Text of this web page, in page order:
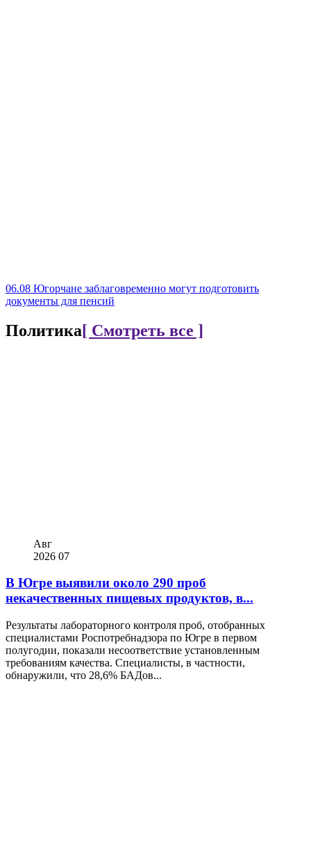
06.08 Югорчане заблаговременно могут подготовить
документы для пенсий
Политика[ Смотреть все ]
Авг
2026 07
В Югре выявили около 290 проб
некачественных пищевых продуктов, в...
Результаты лабораторного контроля проб, отобранных
специалистами Роспотребнадзора по Югре в первом
полугодии, показали несоответствие установленным
требованиям качества. Специалисты, в частности,
обнаружили, что 28,6% БАДов...